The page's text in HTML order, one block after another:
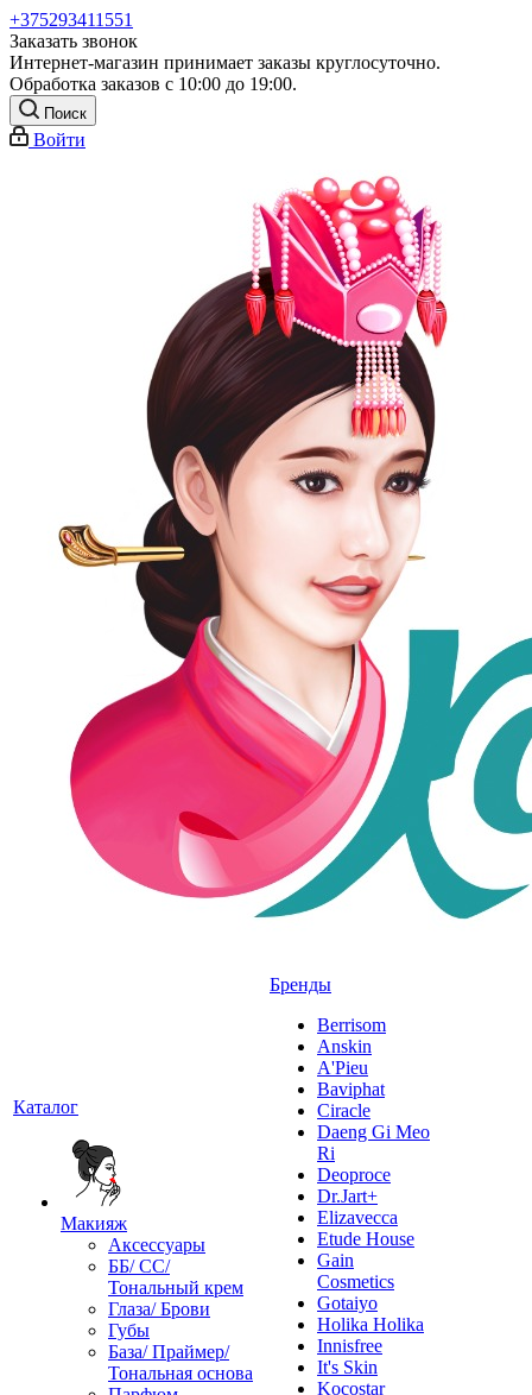
+375293411551
Заказать звонок
Интернет-магазин принимает заказы круглосуточно.
Обработка заказов с 10:00 до 19:00.
Поиск
Войти
Каталог
Макияж
Аксессуары
ББ/ СС/
Тональный крем
Глаза/ Брови
Губы
База/ Праймер/
Тональная основа
Бренды
Berrisom
Anskin
A'Pieu
Baviphat
Ciracle
Daeng Gi Meo
Ri
Deoproce
Dr.Jart+
Elizavecca
Etude House
Gain
Cosmetics
Gotaiyo
Holika Holika
Innisfree
It's Skin
Kocostar